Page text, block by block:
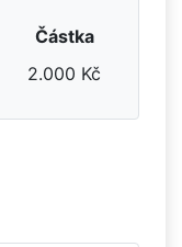
Částka
2.000 Kč